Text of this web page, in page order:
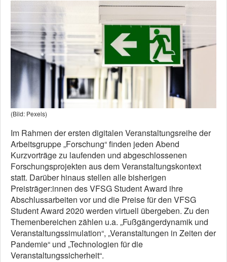
(Bild: Pexels)
Im Rahmen der ersten digitalen Veranstaltungsreihe der
Arbeitsgruppe „Forschung“ finden jeden Abend
Kurzvorträge zu laufenden und abgeschlossenen
Forschungsprojekten aus dem Veranstaltungskontext
statt. Darüber hinaus stellen alle bisherigen
Preisträger:innen des VFSG Student Award ihre
Abschlussarbeiten vor und die Preise für den VFSG
Student Award 2020 werden virtuell übergeben. Zu den
Themenbereichen zählen u.a. „Fußgängerdynamik und
Veranstaltungssimulation“, „Veranstaltungen in Zeiten der
Pandemie“ und „Technologien für die
Veranstaltungssicherheit“.